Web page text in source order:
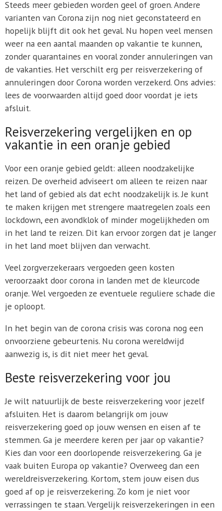
Steeds meer gebieden worden geel of groen. Andere
varianten van Corona zijn nog niet geconstateerd en
hopelijk blijft dit ook het geval. Nu hopen veel mensen
weer na een aantal maanden op vakantie te kunnen,
zonder quarantaines en vooral zonder annuleringen van
de vakanties. Het verschilt erg per reisverzekering of
annuleringen door Corona worden verzekerd. Ons advies:
lees de voorwaarden altijd goed door voordat je iets
afsluit.
Reisverzekering vergelijken en op
vakantie in een oranje gebied
Voor een oranje gebied geldt: alleen noodzakelijke
reizen. De overheid adviseert om alleen te reizen naar
het land of gebied als dat echt noodzakelijk is. Je kunt
te maken krijgen met strengere maatregelen zoals een
lockdown, een avondklok of minder mogelijkheden om
in het land te reizen. Dit kan ervoor zorgen dat je langer
in het land moet blijven dan verwacht.
Veel zorgverzekeraars vergoeden geen kosten
veroorzaakt door corona in landen met de kleurcode
oranje. Wel vergoeden ze eventuele reguliere schade die
je oploopt.
In het begin van de corona crisis was corona nog een
onvoorziene gebeurtenis. Nu corona wereldwijd
aanwezig is, is dit niet meer het geval.
Beste reisverzekering voor jou
Je wilt natuurlijk de beste reisverzekering voor jezelf
afsluiten. Het is daarom belangrijk om jouw
reisverzekering goed op jouw wensen en eisen af te
stemmen. Ga je meerdere keren per jaar op vakantie?
Kies dan voor een doorlopende reisverzekering. Ga je
vaak buiten Europa op vakantie? Overweeg dan een
wereldreisverzekering. Kortom, stem jouw eisen dus
goed af op je reisverzekering. Zo kom je niet voor
verrassingen te staan. Vergelijk reisverzekeringen in een